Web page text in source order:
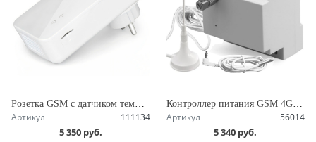
Артикул 111134
5 350 руб.
Контроллер питания GSM 4G на DIN рейку с управлением по СМС и звонку, 16А с нагрузкой 3.5 кВт, контакты для датчиков SimPal-D220
Артикул 56014
5 340 руб.